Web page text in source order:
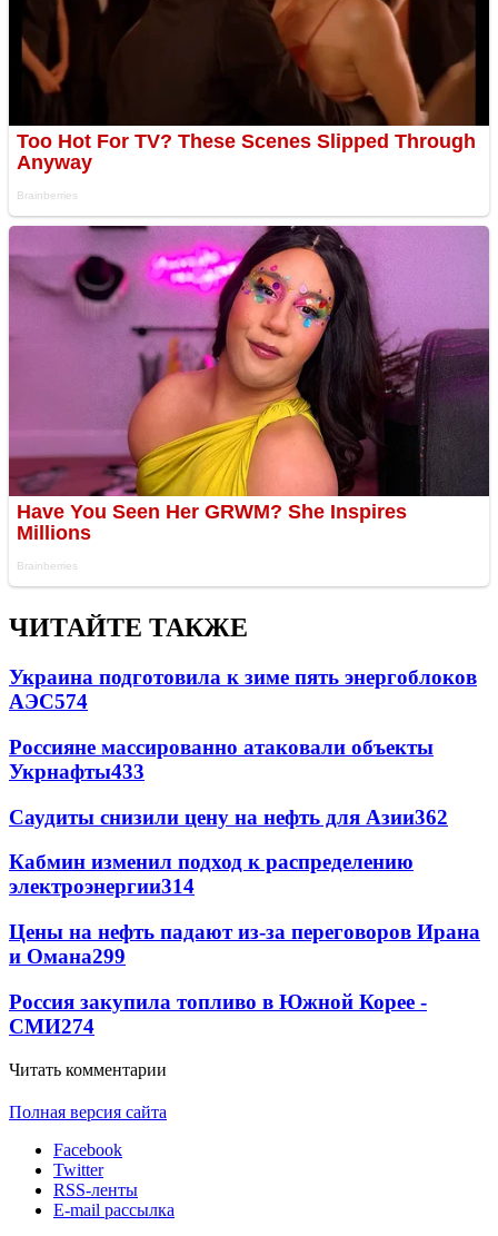
ЧИТАЙТЕ ТАКЖЕ
Украина подготовила к зиме пять энергоблоков
АЭС574
Россияне массированно атаковали объекты
Укрнафты433
Саудиты снизили цену на нефть для Азии362
Кабмин изменил подход к распределению
электроэнергии314
Цены на нефть падают из-за переговоров Ирана
и Омана299
Россия закупила топливо в Южной Корее -
СМИ274
Читать комментарии
Полная версия сайта
Facebook
Twitter
RSS-ленты
E-mail рассылка